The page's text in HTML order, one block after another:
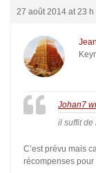
27 août 2014 at 23 h
Johan7
il suffit de
C’est prévu mais
récompenses